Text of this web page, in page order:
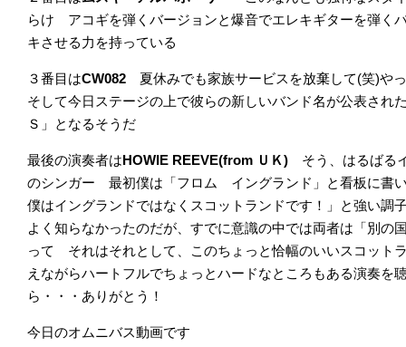
らけ アコギを弾くバージョンと爆音でエレキギターを弾く
キさせる力を持っている
３番目はCW082 夏休みでも家族サービスを放棄して(笑)
そして今日ステージの上で彼らの新しいバンド名が公表さ
Ｓ」となるそうだ
最後の演奏者はHOWIE REEVE(from ＵＫ) そう、はるばる
のシンガー 最初僕は「フロム イングランド」と看板に書
僕はイングランドではなくスコットランドです！」と強い
よく知らなかったのだが、すでに意識の中では両者は「別の
って それはそれとして、このちょっと恰幅のいいスコット
えながらハートフルでちょっとハードなところもある演奏
ら・・・ありがとう！
今日のオムニバス動画です